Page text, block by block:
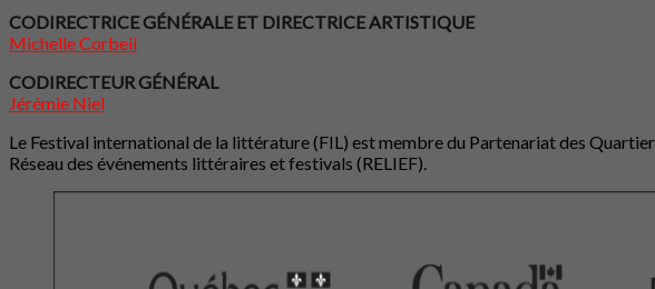
CODIRECTRICE GÉNÉRALE ET DIRECTRICE ARTISTIQUE
Michelle Corbeil
CODIRECTEUR GÉNÉRAL
Jérémie Niel
Le Festival international de la littérature (FIL) est membre du Partenariat des
Réseau des événements littéraires et festivals (RELIEF).